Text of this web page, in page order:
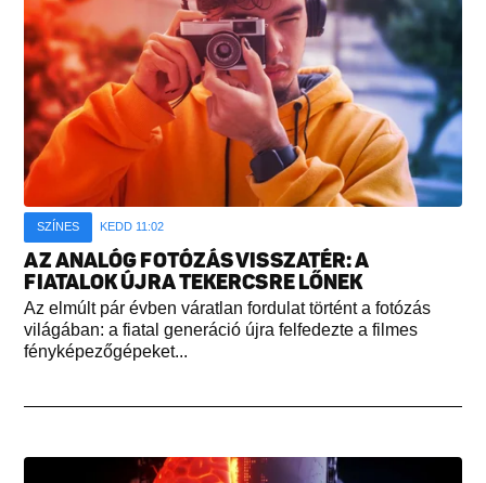
SZÍNES KEDD 11:02
AZ ANALÓG FOTÓZÁS VISSZATÉR: A
FIATALOK ÚJRA TEKERCSRE LŐNEK
Az elmúlt pár évben váratlan fordulat történt a fotózás
világában: a fiatal generáció újra felfedezte a filmes
fényképezőgépeket...